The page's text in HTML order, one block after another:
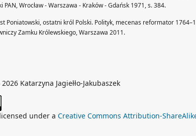
PAN, Wrocław - Warszawa - Kraków - Gdańsk 1971, s. 384.
Poniatowski, ostatni król Polski. Polityk, mecenas reformator
Zamku Królewskiego, Warszawa 2011.
Katarzyna Jagiełło-Jakubaszek
under a Creative Commons Attribution-